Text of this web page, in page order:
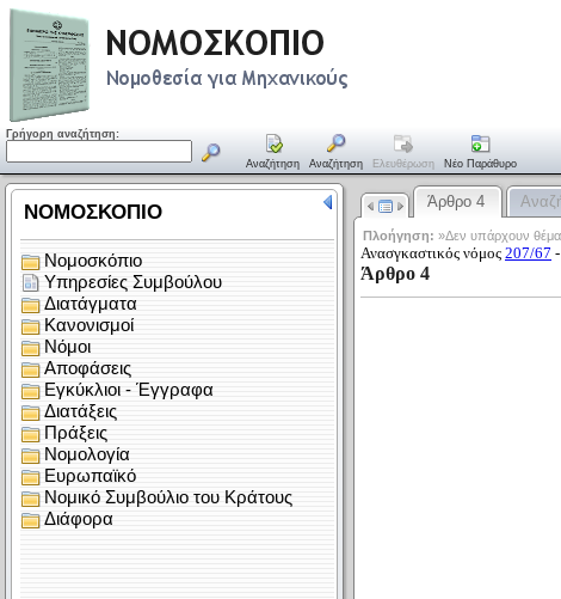
Γρήγορη αναζήτηση:
Αναζήτηση Αναζήτηση Ελευθέρωση Νέο Παράθυρο
Άρθρο 4